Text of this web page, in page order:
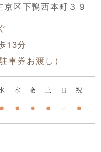
区下鴨西本町３９
13分
車券お渡し）